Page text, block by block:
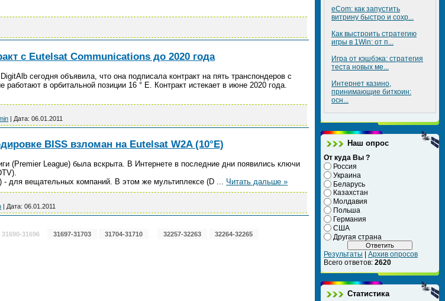
с Eutelsat Communications до 2020 года
сегодня объявила, что она подписала контракт на пять транспондеров с
в орбитальной позиции 16 ° E. Контракт истекает в июне 2020 года.
| Дата: 06.01.2011
BISS взломан на Eutelsat W2A (10°E)
(Premier League) была вскрыта. В Интернете в последние дни появились ключи
- для вещательных компаний. В этом же мультиплексе (D ... Читать дальше »
| Дата: 06.01.2011
31690-31696 31697-31703 31704-31710 32257-32263 32264-32265
eCom: как запустить
витрину быстро и сохр...
Как выстроить стратегию
игры в 1Win: от п...
Игра от кэшбэка: стратегия
теста новых ме...
Интернет казино,
принимающие биткоин:
осн...
Наш опрос
От куда Вы ?
Россия
Украина
Беларусь
Казахстан
Молдавия
Польша
Германия
США
Другая страна
Результаты
Архив опросов
Всего ответов: 2620
Статистика